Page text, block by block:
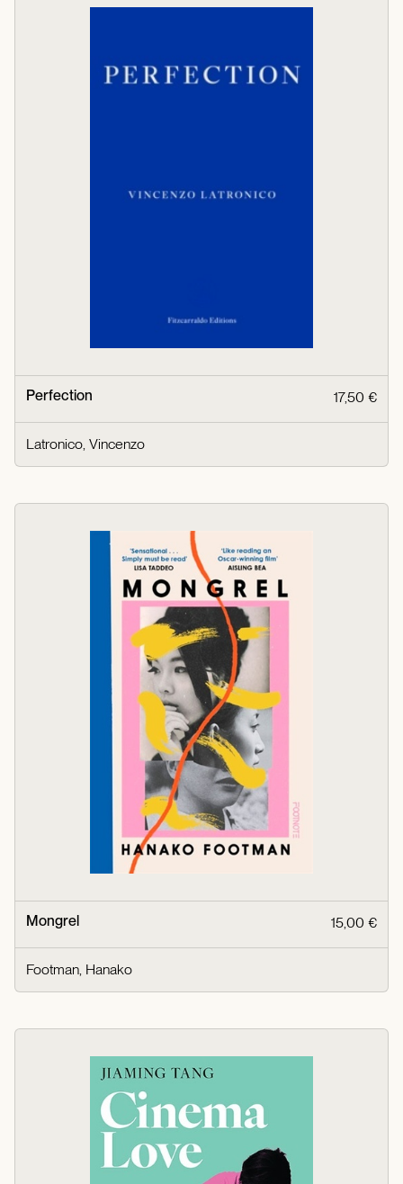
Perfection 17,50 €
Latronico, Vincenzo
Mongrel 15,00 €
Footman, Hanako